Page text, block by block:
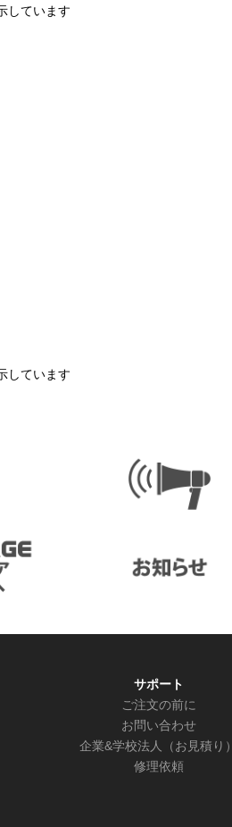
しています
しています
サポート
ご注文の前に
お問い合わせ
企業&学校法人（お見積り）
修理依頼